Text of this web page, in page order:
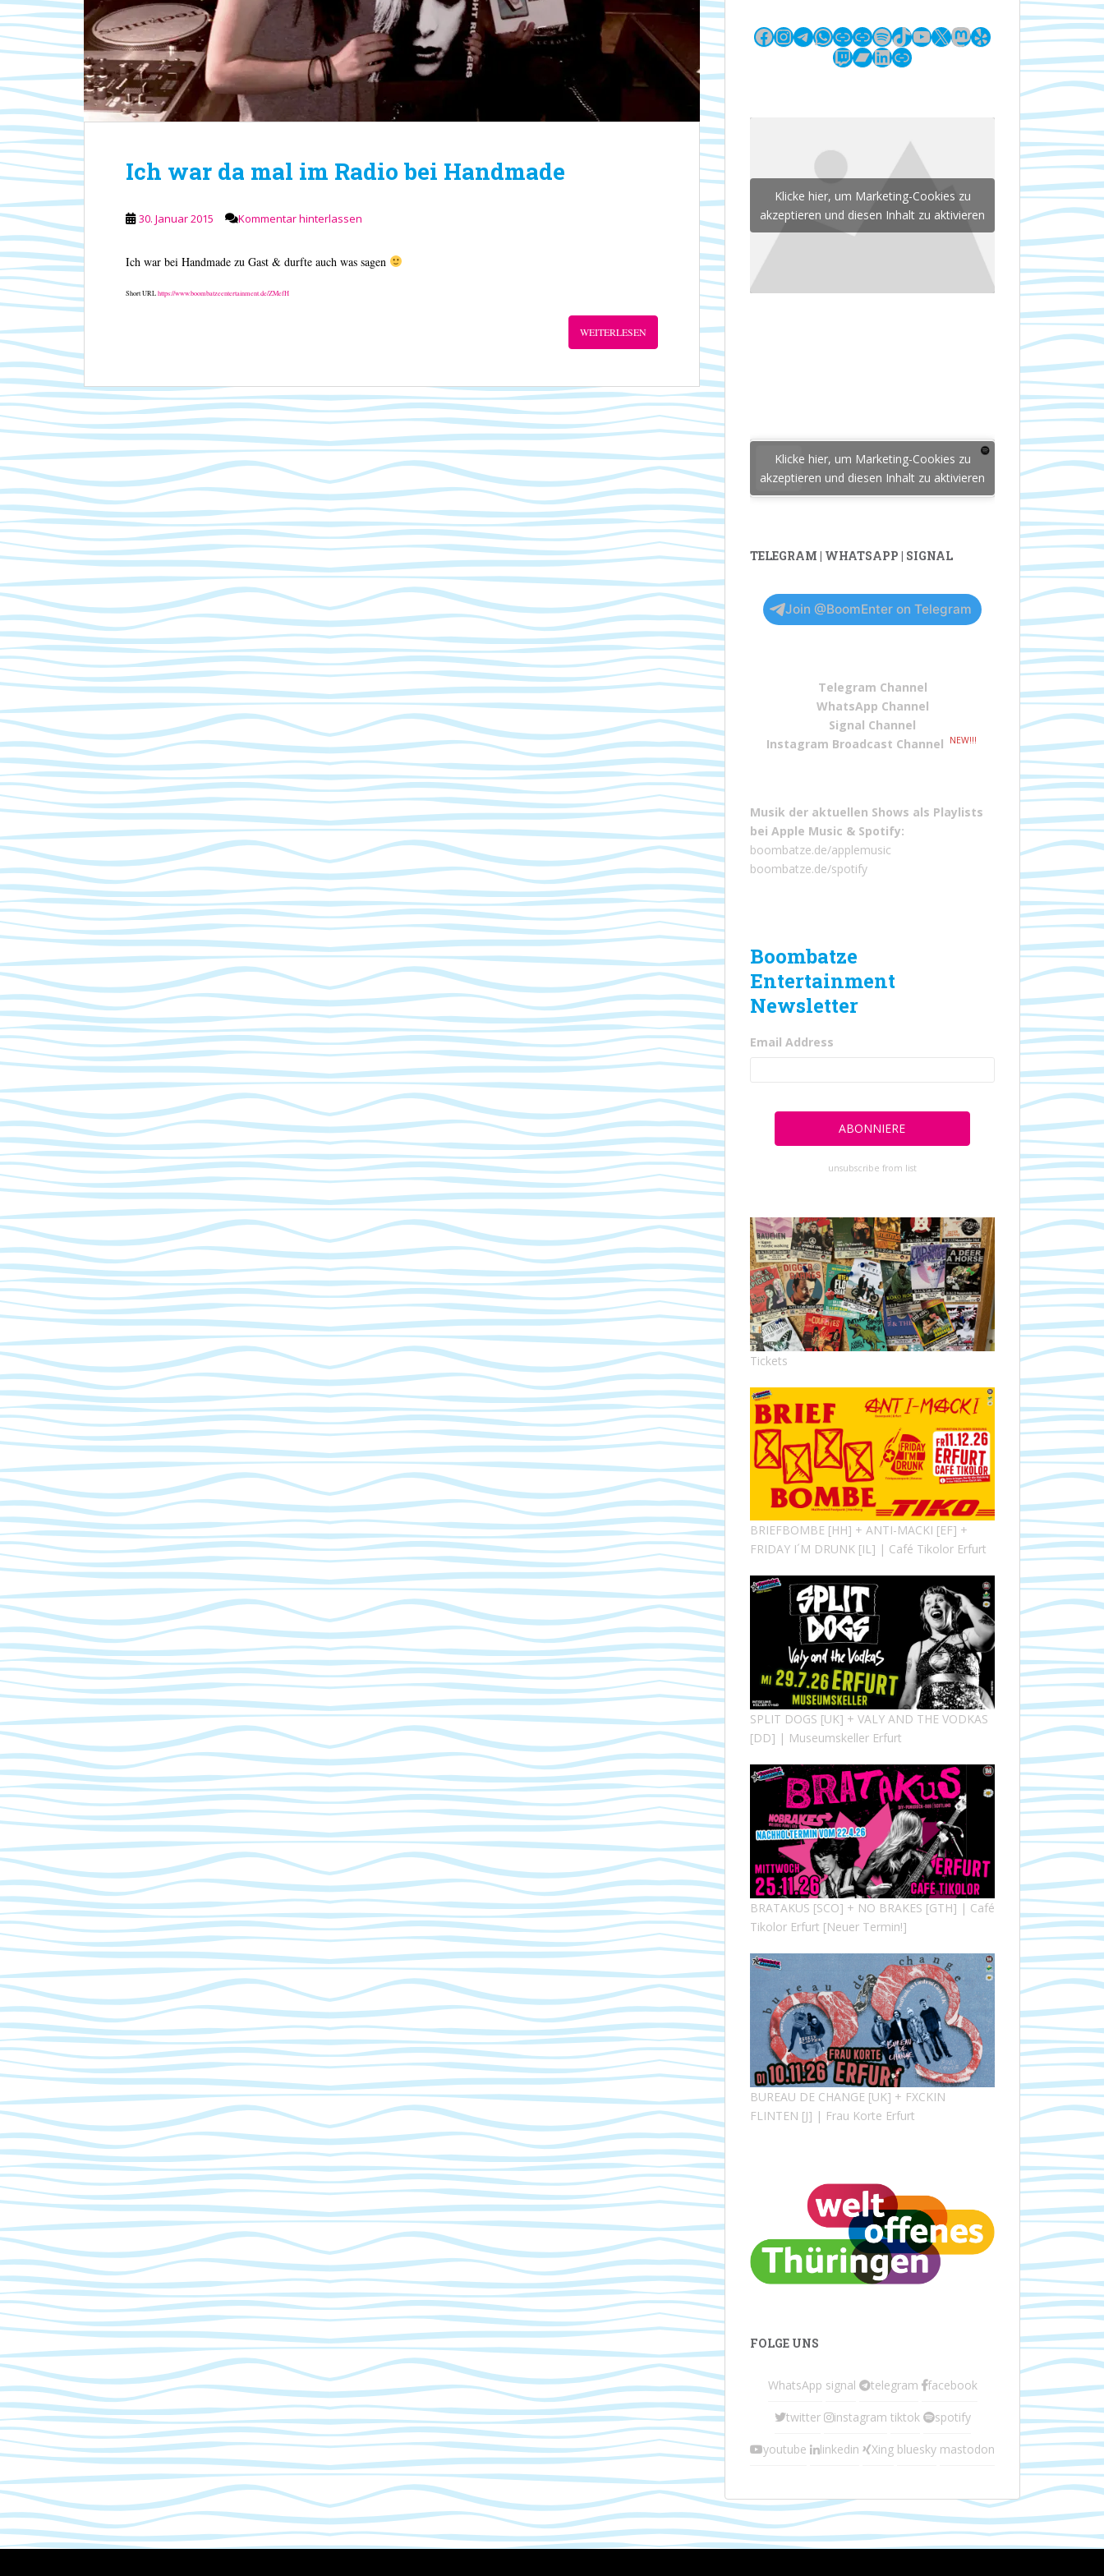
Ich war da mal im Radio bei Handmade
30. Januar 2015 Kommentar hinterlassen
Ich war bei Handmade zu Gast & durfte auch was sagen
Short URLhttps://www.boombatzeentertainment.de/ZMefH
WEITERLESEN
Facebook
Instagram
Telegram
WhatsApp
LinkLinkSpotify
TikTok
YouTube
X Mastodon
Yelp
Twitch
Bandcamp
LinkedIn
Link
Klicke hier, um Marketing-Cookies zu
akzeptieren und diesen Inhalt zu aktivieren
Klicke hier, um Marketing-Cookies zu
akzeptieren und diesen Inhalt zu aktivieren
TELEGRAM | WHATSAPP | SIGNAL
Join @BoomEnter on Telegram
Telegram Channel
WhatsApp Channel
Signal Channel
Instagram Broadcast Channel
NEW!!!
Musik der aktuellen Shows als Playlists
bei Apple Music & Spotify:
boombatze.de/applemusic
boombatze.de/spotify
Boombatze
Entertainment
Newsletter
Email Address
unsubscribe from list
Tickets
BRIEFBOMBE [HH] + ANTI-MACKI [EF] +
FRIDAY I´M DRUNK [IL] | Café Tikolor Erfurt
SPLIT DOGS [UK] + VALY AND THE VODKAS
[DD] | Museumskeller Erfurt
BRATAKUS [SCO] + NO BRAKES [GTH] | Café
Tikolor Erfurt [Neuer Termin!]
BUREAU DE CHANGE [UK] + FXCKIN
FLINTEN [J] | Frau Korte Erfurt
FOLGE UNS
WhatsApp signal telegram facebook
twitter instagram tiktok spotify
youtube linkedin Xing bluesky mastodon